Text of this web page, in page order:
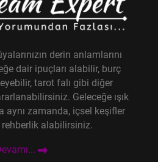
derin anlamlarını
dair ipuçları alabilir, burç
tarot falı gibi diğer
Geleceğe ışık
zamanda, içsel keşifler
alabilirsiniz.